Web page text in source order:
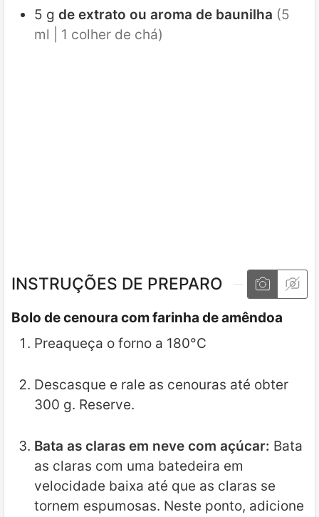
5 g de extrato ou aroma de baunilha (5
ml | 1 colher de chá)
INSTRUÇÕES DE PREPARO
Bolo de cenoura com farinha de amêndoa
Preaqueça o forno a 180°C
Descasque e rale as cenouras até obter
300 g. Reserve.
Bata as claras em neve com açúcar: Bata
as claras com uma batedeira em
velocidade baixa até que as claras se
tornem espumosas. Neste ponto, adicione